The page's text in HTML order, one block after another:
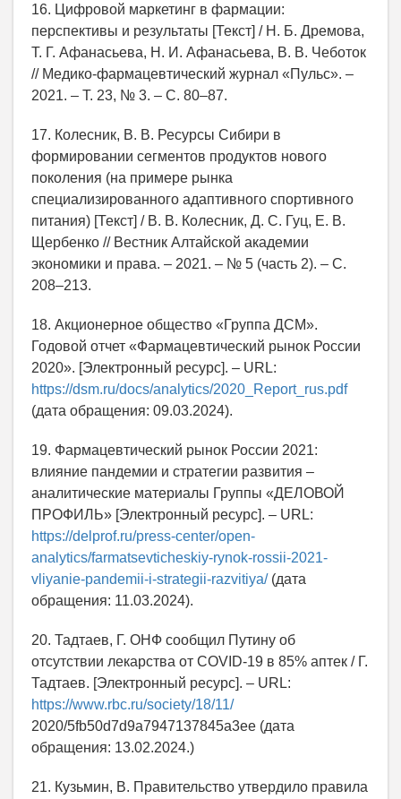
16. Цифровой маркетинг в фармации:
перспективы и результаты [Текст] / Н. Б. Дремова,
Т. Г. Афанасьева, Н. И. Афанасьева, В. В. Чеботок
// Медико-фармацевтический журнал «Пульс». –
2021. – Т. 23, № 3. – С. 80–87.
17. Колесник, В. В. Ресурсы Сибири в
формировании сегментов продуктов нового
поколения (на примере рынка
специализированного адаптивного спортивного
питания) [Текст] / В. В. Колесник, Д. С. Гуц, Е. В.
Щербенко // Вестник Алтайской академии
экономики и права. – 2021. – № 5 (часть 2). – С.
208–213.
18. Акционерное общество «Группа ДСМ».
Годовой отчет «Фармацевтический рынок России
2020». [Электронный ресурс]. – URL:
https://dsm.ru/docs/analytics/2020_Report_rus.pdf
(дата обращения: 09.03.2024).
19. Фармацевтический рынок России 2021:
влияние пандемии и стратегии развития –
аналитические материалы Группы «ДЕЛОВОЙ
ПРОФИЛЬ» [Электронный ресурс]. – URL:
https://delprof.ru/press-center/open-
analytics/farmatsevticheskiy-rynok-rossii-2021-
vliyanie-pandemii-i-strategii-razvitiya/(дата
обращения: 11.03.2024).
20. Тадтаев, Г. ОНФ сообщил Путину об
отсутствии лекарства от COVID-19 в 85% аптек / Г.
Тадтаев. [Электронный ресурс]. – URL:
https://www.rbc.ru/society/18/11/
2020/5fb50d7d9a7947137845a3ee (дата
обращения: 13.02.2024.)
21. Кузьмин, В. Правительство утвердило правила